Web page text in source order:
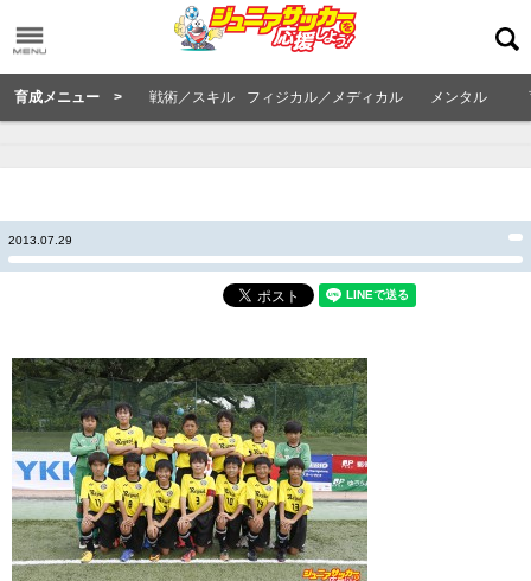
育成メニュー > 戦術／スキル フィジカル／メディカル メンタル
2013.07.29